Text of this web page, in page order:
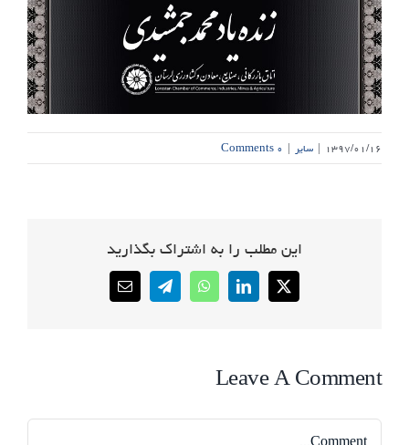
۱۳۹۷/۰۱/۱۶ | سایر | ۰ Comments
این مطلب را به اشتراک بگذارید
X
LinkedIn
WhatsApp
Telegram
Email
Leave A Comment